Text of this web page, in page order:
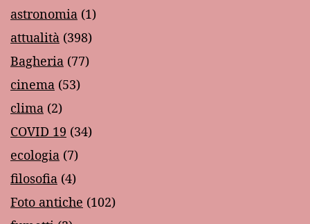
astronomia (1)
attualità (398)
Bagheria (77)
cinema (53)
clima (2)
COVID 19 (34)
ecologia (7)
filosofia (4)
Foto antiche (102)